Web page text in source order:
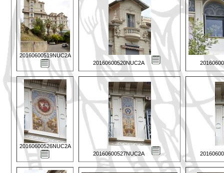
20160600519NUC2A
20160600520NUC2A
20160600526NUC2A
20160600527NUC2A